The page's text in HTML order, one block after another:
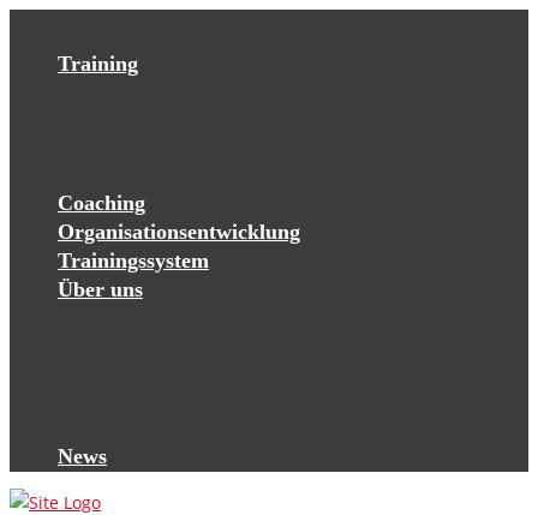
Training
Coaching
Organisationsentwicklung
Trainingssystem
Über uns
News